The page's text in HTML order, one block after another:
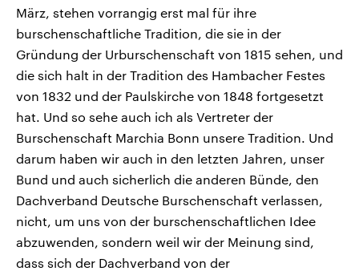
März, stehen vorrangig erst mal für ihre
burschenschaftliche Tradition, die sie in der
Gründung der Urburschenschaft von 1815 sehen, und
die sich halt in der Tradition des Hambacher Festes
von 1832 und der Paulskirche von 1848 fortgesetzt
hat. Und so sehe auch ich als Vertreter der
Burschenschaft Marchia Bonn unsere Tradition. Und
darum haben wir auch in den letzten Jahren, unser
Bund und auch sicherlich die anderen Bünde, den
Dachverband Deutsche Burschenschaft verlassen,
nicht, um uns von der burschenschaftlichen Idee
abzuwenden, sondern weil wir der Meinung sind,
dass sich der Dachverband von der